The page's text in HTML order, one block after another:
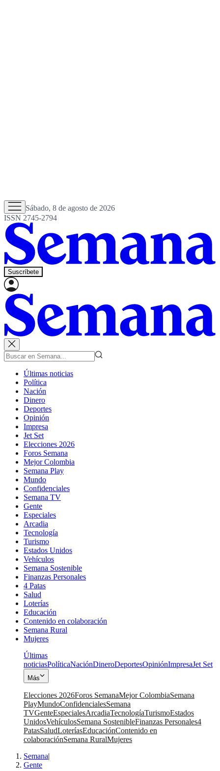
Sábado, 8 de agosto de 2026
ISSN 2745-2794
Suscríbete
Últimas noticias
Política
Nación
Dinero
Deportes
Opinión
Impresa
Jet Set
Elecciones 2026
Foros Semana
Mejor Colombia
Semana Play
Mundo
Confidenciales
Semana TV
Gente
Especiales
Arcadia
Tecnología
Turismo
Estados Unidos
Vehículos
Semana Sostenible
Finanzas Personales
4 Patas
Salud
Loterías
Educación
Contenido en colaboración
Semana Rural
Mujeres
Últimas
noticiasPolíticaNaciónDineroDeportesOpiniónImpresaJet Set
Más
Elecciones 2026Foros SemanaMejor ColombiaSemana
PlayMundoConfidencialesSemana
TVGenteEspecialesArcadiaTecnologíaTurismoEstados
UnidosVehículosSemana SostenibleFinanzas Personales4
PatasSaludLoteríasEducaciónContenido en
colaboraciónSemana RuralMujeres
Semana|
Gente